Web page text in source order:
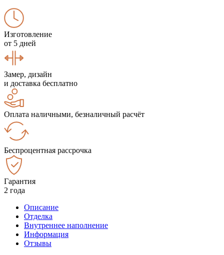
Изготовление
от 5 дней
Замер, дизайн
и доставка бесплатно
Оплата наличными, безналичный расчёт
Беспроцентная рассрочка
Гарантия
2 года
Описание
Отделка
Внутреннее наполнение
Информация
Отзывы